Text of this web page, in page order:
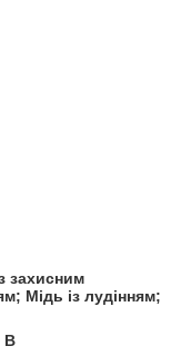
захисним
Мідь із лудінням;
В